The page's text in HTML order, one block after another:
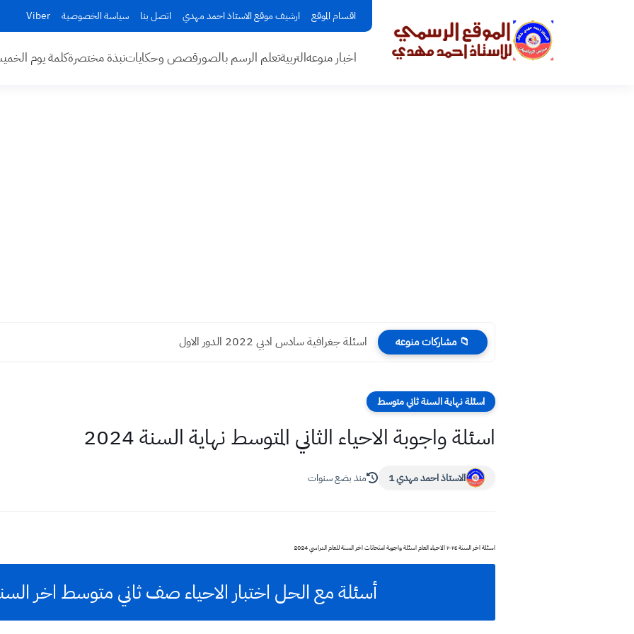
اقسام الموقع ارشيف موقع الاستاذ احمد مهدي اتصل بنا سياسة الخصوصية Viber
اخبار منوعهالتربيةتعلم الرسم بالصورقصص وحكاياتنبذة مختصرةكلمة يوم
📁 مشاركات منوعه اسئلة جغرافية سادس ادبي 2022 الدور الاول
اسئلة نهاية السنة ثاني متوسط
اسئلة واجوبة الاحياء الثاني المتوسط نهاية السنة 2024
الاستاذ احمد مهدي 1 منذ بضع سنوات
اسئلة اخر السنة ٢٠٢٤ الاحياء العام اسئلة واجوبة امتحانات اخر السنة للعام الدراسي 2024
أسئلة مع الحل اختبار الاحياء صف ثاني متوسط اخر السنة